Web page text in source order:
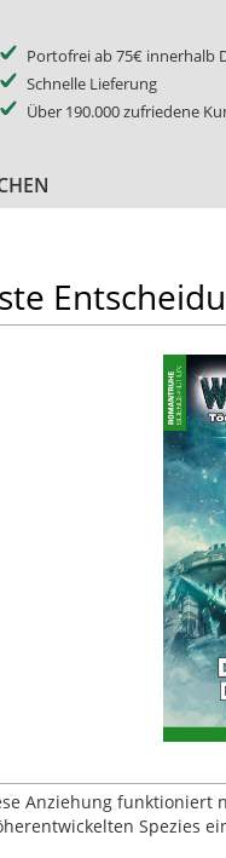
Portofrei ab 75€ innerhalb
Schnelle Lieferung
Über 190.000 zufriedene
Anziehung funktioniert
Spezies